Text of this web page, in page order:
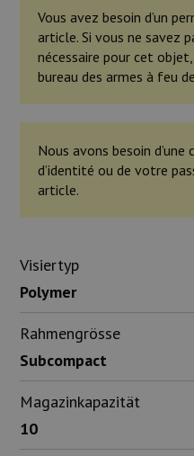
Vous avez besoin d’un
article. Si vous ne savez
nécessaire pour cet
bureau des armes à feu
Nous avons besoin
d’identité ou de votre
article.
Visiertyp
Polymer
Rahmengrösse
Subcompact
Magazinkapazität
10